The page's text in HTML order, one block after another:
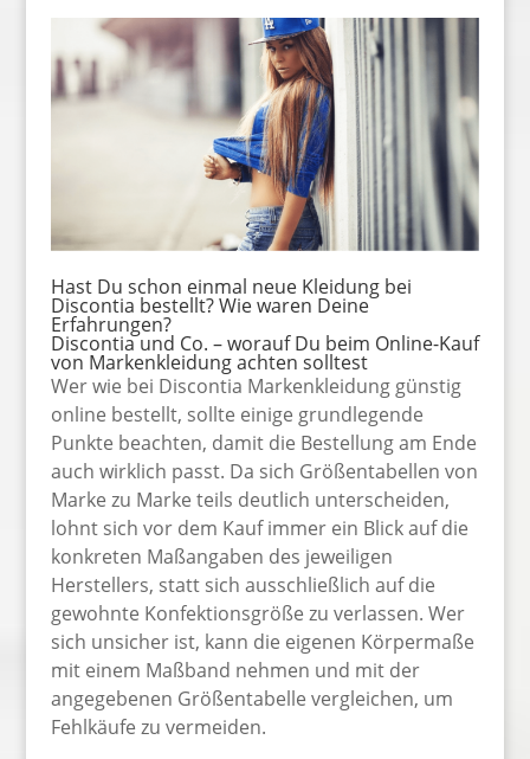
Hast Du schon einmal neue Kleidung bei
Discontia bestellt? Wie waren Deine
Erfahrungen?
Discontia und Co. – worauf Du beim Online-Kauf
von Markenkleidung achten solltest
Wer wie bei Discontia Markenkleidung günstig
online bestellt, sollte einige grundlegende
Punkte beachten, damit die Bestellung am Ende
auch wirklich passt. Da sich Größentabellen von
Marke zu Marke teils deutlich unterscheiden,
lohnt sich vor dem Kauf immer ein Blick auf die
konkreten Maßangaben des jeweiligen
Herstellers, statt sich ausschließlich auf die
gewohnte Konfektionsgröße zu verlassen. Wer
sich unsicher ist, kann die eigenen Körpermaße
mit einem Maßband nehmen und mit der
angegebenen Größentabelle vergleichen, um
Fehlkäufe zu vermeiden.